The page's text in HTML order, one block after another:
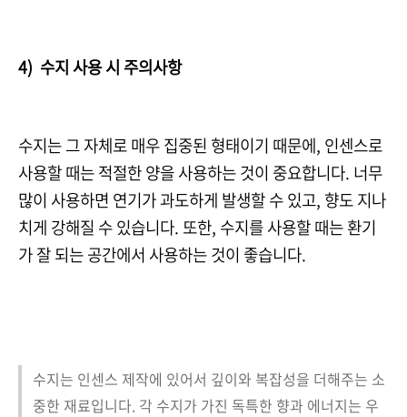
4) 수지 사용 시 주의사항
수지는 그 자체로 매우 집중된 형태이기 때문에, 인센스로
사용할 때는 적절한 양을 사용하는 것이 중요합니다. 너무
많이 사용하면 연기가 과도하게 발생할 수 있고, 향도 지나
치게 강해질 수 있습니다. 또한, 수지를 사용할 때는 환기
가 잘 되는 공간에서 사용하는 것이 좋습니다.
수지는 인센스 제작에 있어서 깊이와 복잡성을 더해주는 소
중한 재료입니다. 각 수지가 가진 독특한 향과 에너지는 우